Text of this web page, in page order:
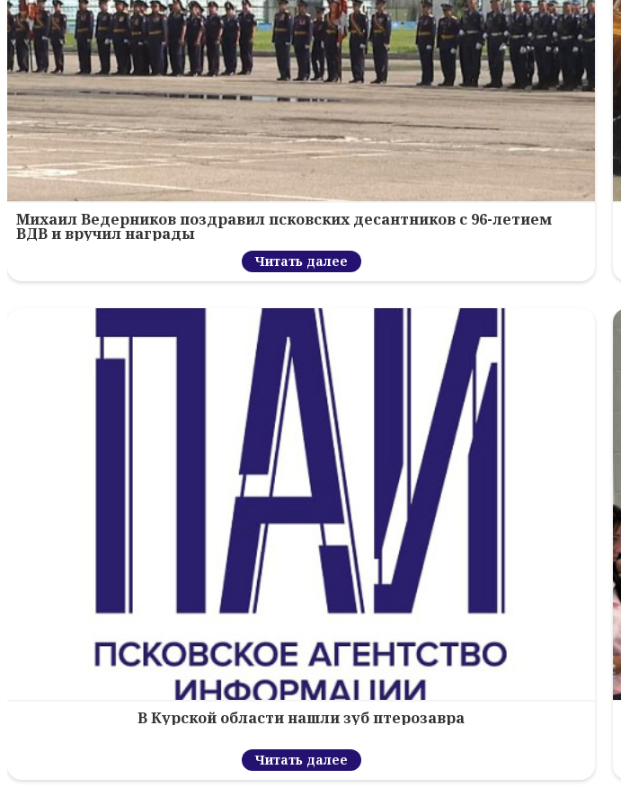
Михаил Ведерников поздравил псковских десантников с 96-летием
ВДВ и вручил награды
Читать далее
В Курской области нашли зуб птерозавра
Читать далее